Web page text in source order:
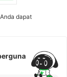
dapat